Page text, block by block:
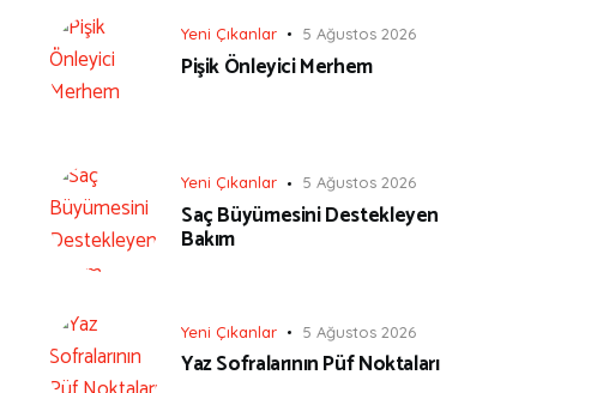
Yeni Çıkanlar 5 Ağustos 2026
Pişik Önleyici Merhem
Yeni Çıkanlar 5 Ağustos 2026
Saç Büyümesini Destekleyen
Bakım
Yeni Çıkanlar 5 Ağustos 2026
Yaz Sofralarının Püf Noktaları